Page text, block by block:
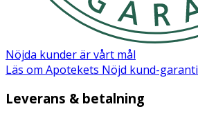
Nöjda kunder är vårt mål
Läs om Apotekets Nöjd kund-garanti
Leverans & betalning